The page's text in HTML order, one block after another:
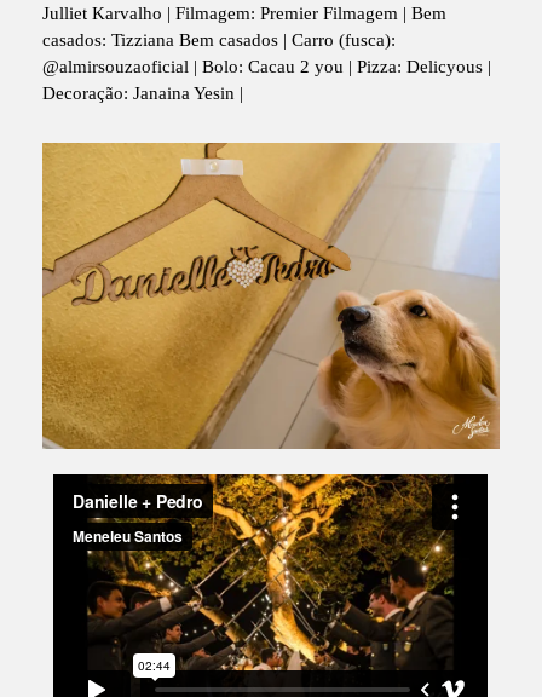
Julliet Karvalho | Filmagem: Premier Filmagem | Bem
casados: Tizziana Bem casados | Carro (fusca):
@almirsouzaoficial | Bolo: Cacau 2 you | Pizza: Delicyous |
Decoração: Janaina Yesin |